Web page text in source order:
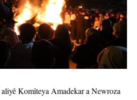
Komîteya Amadekar a Newroza